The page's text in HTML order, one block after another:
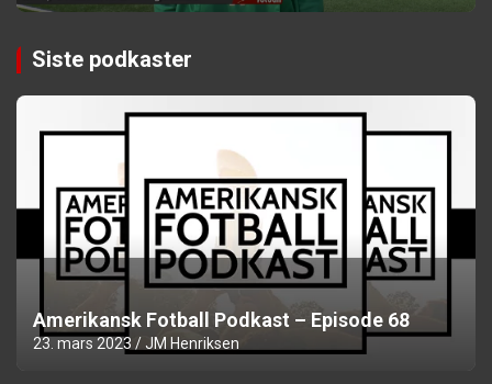
Siste podkaster
Amerikansk Fotball Podkast – Episode 68
23. mars 2023 JM Henriksen